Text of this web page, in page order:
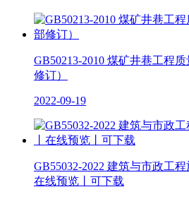
GB50213-2010 煤矿井巷工程
修订）
2022-09-19
GB55032-2022 建筑与市政工
在线预览丨可下载